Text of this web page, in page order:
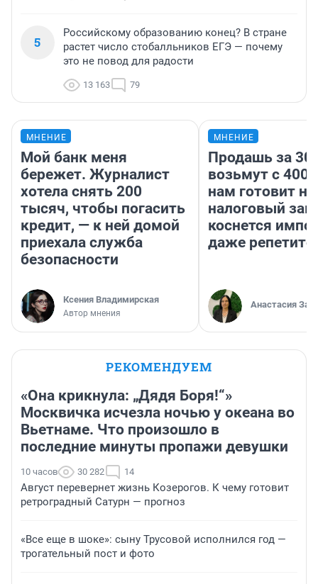
5
Российскому образованию конец? В стране
растет число стобалльников ЕГЭ — почему
это не повод для радости
13 163 79
МНЕНИЕ
Мой банк меня
бережет. Журналист
хотела снять 200
тысяч, чтобы погасить
кредит, — к ней домой
приехала служба
безопасности
Ксения Владимирская
Автор мнения
МНЕНИЕ
Продашь за
возьмут с
нам готовит
налоговый
коснется
даже
Анастасия
РЕКОМЕНДУЕМ
«Она крикнула: „Дядя Боря!“»
Москвичка исчезла ночью у океана во
Вьетнаме. Что произошло в
последние минуты пропажи девушки
10 часов 30 282 14
Август перевернет жизнь Козерогов. К чему готовит
ретроградный Сатурн — прогноз
«Все еще в шоке»: сыну Трусовой исполнился год —
трогательный пост и фото